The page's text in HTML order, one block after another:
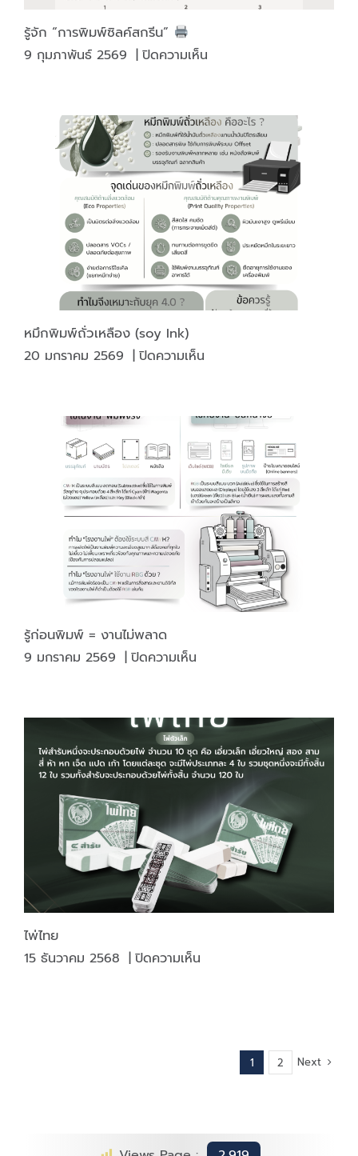
รู้จัก “การพิมพ์ซิลค์สกรีน”
9 กุมภาพันธ์ 2569 | ปิดความเห็นบน
พิมพ์
ซิลค์
สกรีน”
หมึกพิมพ์ถั่วเหลือง (soy Ink)
20 มกราคม 2569 ปิดความเห็นบน
ถั่ว
เหลือง
(soy
Ink)
รู้ก่อนพิมพ์ = งานไม่พลาด
9 มกราคม 2569 | ปิดความเห็นบน
พิมพ์
=
งาน
ไม่
พลาด
ไพ่ไทย
15 ธันวาคม 2568 | ปิดความเห็นบน
1 2 Next